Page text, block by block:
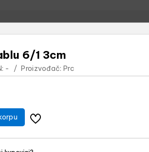
6/1 3cm
- / Proizvođač: Prc